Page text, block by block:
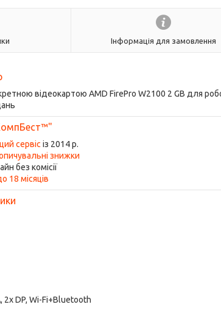
Інформація для замовлення
відеокартою AMD FirePro W2100 2 GB для
сервіс із 2014 р.
знижки
без комісії
18 місяців
2x DP, Wi-Fi+Bluetooth